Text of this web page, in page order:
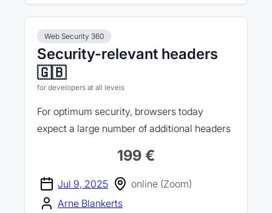
Web Security 360
Security-relevant headers
🇬🇧
for developers at all levels
For optimum security, browsers today
expect a large number of additional headers
199 €
Jul 9, 2025
online (Zoom)
Arne Blankerts